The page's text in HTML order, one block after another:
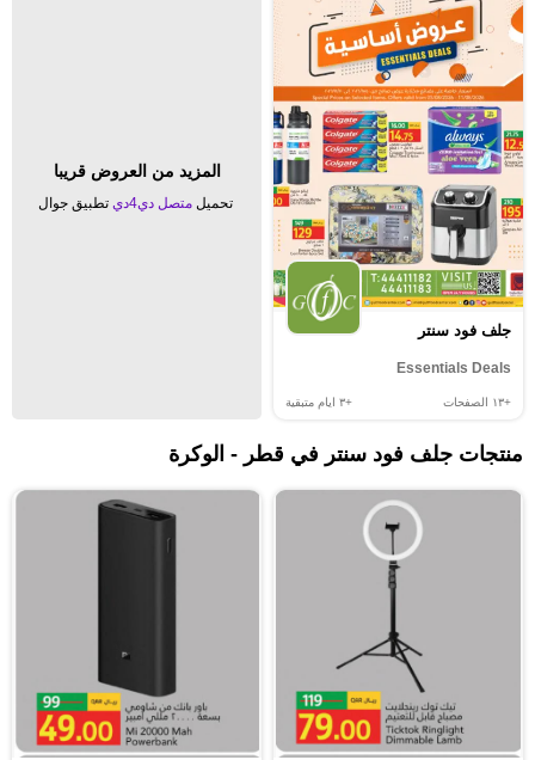
جلف فود سنتر
Essentials Deals
+١٣ الصفحات +٣ ايام متبقية
المزيد من العروض قريبا
تحميل متصل دي4دي تطبيق جوال
منتجات جلف فود سنتر في قطر - الوكرة